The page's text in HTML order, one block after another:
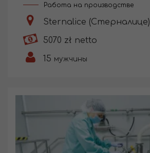
Работа на производстве
Sternalice (Стерналице)
5070 zł netto
15 мужчины